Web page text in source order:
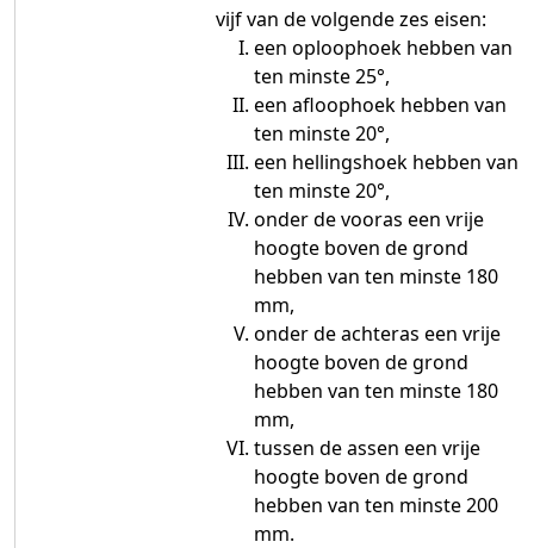
vijf van de volgende zes eisen:
een oploophoek hebben van
ten minste 25°,
een afloophoek hebben van
ten minste 20°,
een hellingshoek hebben van
ten minste 20°,
onder de vooras een vrije
hoogte boven de grond
hebben van ten minste 180
mm,
onder de achteras een vrije
hoogte boven de grond
hebben van ten minste 180
mm,
tussen de assen een vrije
hoogte boven de grond
hebben van ten minste 200
mm.